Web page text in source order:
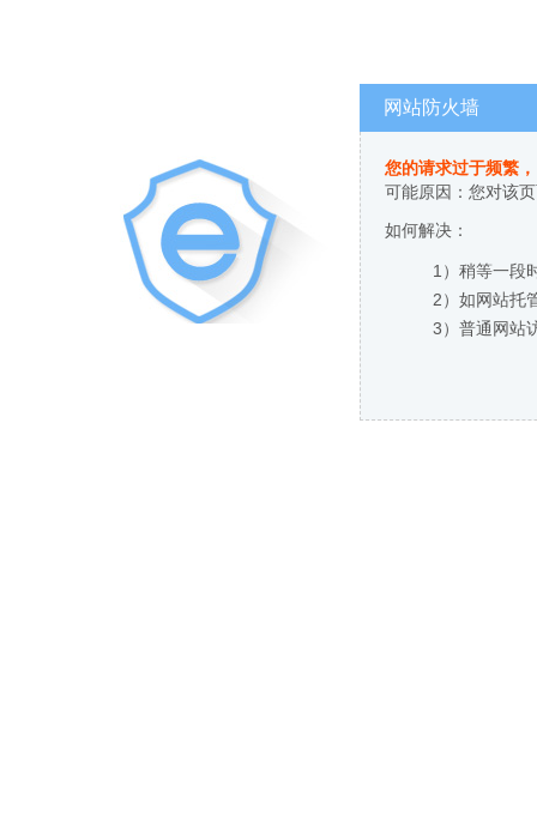
网站防火墙
您的请求过于频繁
可能原因：您对该
如何解决：
1）稍等一段
2）如网站托
3）普通网站